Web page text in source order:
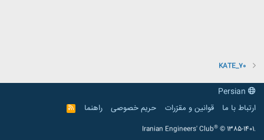
KATE_70
ارتباط با ما
قوانین و مقرّرات حریم خصوصی راهنما
R
S
Iranian Engineers' Club® © 1385-1401.